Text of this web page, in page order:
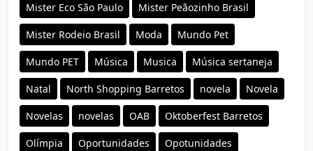
Mister Eco São Paulo Mister Peãozinho Brasil
Mister Rodeio Brasil Moda Mundo Pet
Mundo PET Música Musica Música sertaneja
Natal North Shopping Barretos novela Novela
Novelas novelas OAB Oktoberfest Barretos
Olímpia Oportunidades Opotunidades